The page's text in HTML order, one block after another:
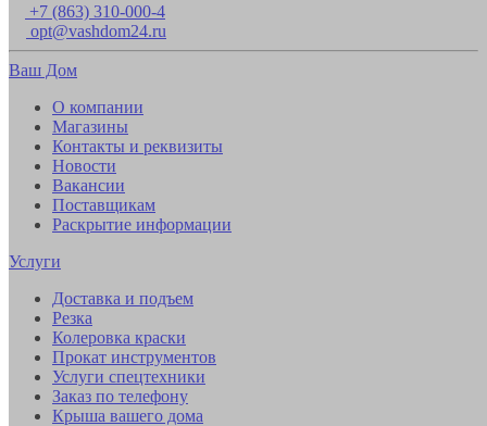
+7 (863) 310-000-4
opt@vashdom24.ru
Ваш Дом
О компании
Магазины
Контакты и реквизиты
Новости
Вакансии
Поставщикам
Раскрытие информации
Услуги
Доставка и подъем
Резка
Колеровка краски
Прокат инструментов
Услуги спецтехники
Заказ по телефону
Крыша вашего дома